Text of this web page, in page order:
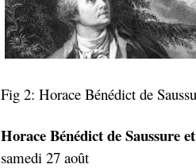
Fig 2: Horace Bénédict de
Horace Bénédict de Saussure
samedi 27 août